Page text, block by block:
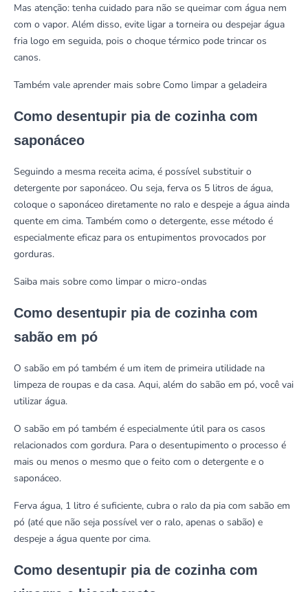
Mas atenção: tenha cuidado para não se queimar com água nem
com o vapor. Além disso, evite ligar a torneira ou despejar água
fria logo em seguida, pois o choque térmico pode trincar os
canos.
Também vale aprender mais sobre Como limpar a geladeira
Como desentupir pia de cozinha com
saponáceo
Seguindo a mesma receita acima, é possível substituir o
detergente por saponáceo. Ou seja, ferva os 5 litros de água,
coloque o saponáceo diretamente no ralo e despeje a água ainda
quente em cima. Também como o detergente, esse método é
especialmente eficaz para os entupimentos provocados por
gorduras.
Saiba mais sobre como limpar o micro-ondas
Como desentupir pia de cozinha com
sabão em pó
O sabão em pó também é um item de primeira utilidade na
limpeza de roupas e da casa. Aqui, além do sabão em pó, você vai
utilizar água.
O sabão em pó também é especialmente útil para os casos
relacionados com gordura. Para o desentupimento o processo é
mais ou menos o mesmo que o feito com o detergente e o
saponáceo.
Ferva água, 1 litro é suficiente, cubra o ralo da pia com sabão em
pó (até que não seja possível ver o ralo, apenas o sabão) e
despeje a água quente por cima.
Como desentupir pia de cozinha com